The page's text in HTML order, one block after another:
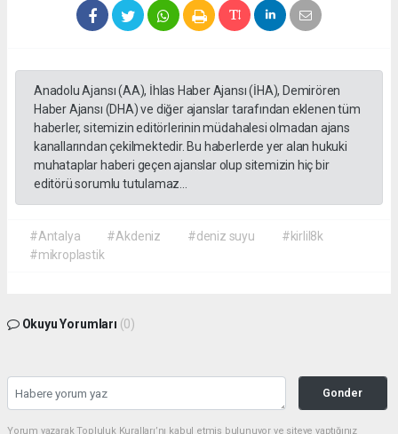
Anadolu Ajansı (AA), İhlas Haber Ajansı (İHA), Demirören
Haber Ajansı (DHA) ve diğer ajanslar tarafından eklenen tüm
haberler, sitemizin editörlerinin müdahalesi olmadan ajans
kanallarından çekilmektedir. Bu haberlerde yer alan hukuki
muhataplar haberi geçen ajanslar olup sitemizin hiç bir
editörü sorumlu tutulamaz...
#Antalya #Akdeniz #deniz suyu
#kirlil8k
#mikroplastik
Okuyu Yorumları (0)
Gonder
Yorum yazarak Topluluk Kuralları’nı kabul etmiş bulunuyor ve siteye yaptığınız